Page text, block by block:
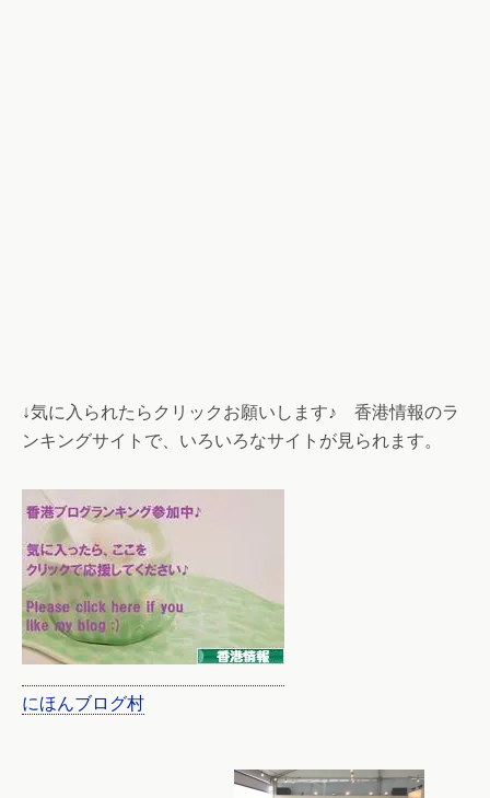
↓気に入られたらクリックお願いします♪ 香港情報のラ
ンキングサイトで、いろいろなサイトが見られます。
にほんブログ村